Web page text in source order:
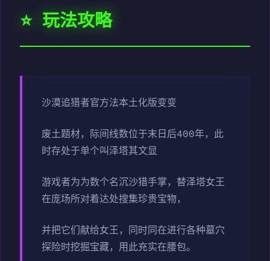
⭐ 玩法攻略
沙漠追猎者官方法本土化版变变
废土题材，际间线数位于末日后400年，此
时存处于单个叫泽塔其文显
游戏者为为数个名沉沙猎手掌，替泽塔女王
在庞场所对着达处搜集珍贵宝物，
并把它们献给女王，同时同在进行各种墓穴
探险时挖掘宝藏，用此充实在腰包。